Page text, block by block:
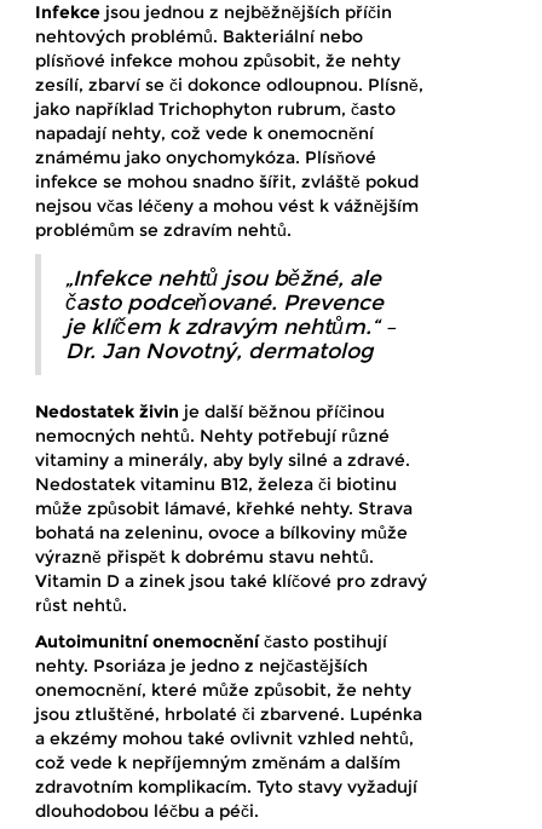
Infekce jsou jednou z nejběžnějších příčin
nehtových problémů. Bakteriální nebo
plísňové infekce mohou způsobit, že nehty
zesílí, zbarví se či dokonce odloupnou. Plísně,
jako například Trichophyton rubrum, často
napadají nehty, což vede k onemocnění
známému jako onychomykóza. Plísňové
infekce se mohou snadno šířit, zvláště pokud
nejsou včas léčeny a mohou vést k vážnějším
problémům se zdravím nehtů.
„Infekce nehtů jsou běžné, ale
často podceňované. Prevence
je klíčem k zdravým nehtům.“ –
Dr. Jan Novotný, dermatolog
Nedostatek živin je další běžnou příčinou
nemocných nehtů. Nehty potřebují různé
vitaminy a minerály, aby byly silné a zdravé.
Nedostatek vitaminu B12, železa či biotinu
může způsobit lámavé, křehké nehty. Strava
bohatá na zeleninu, ovoce a bílkoviny může
výrazně přispět k dobrému stavu nehtů.
Vitamin D a zinek jsou také klíčové pro zdravý
růst nehtů.
Autoimunitní onemocněníčasto postihují
nehty. Psoriáza je jedno z nejčastějších
onemocnění, které může způsobit, že nehty
jsou ztluštěné, hrbolaté či zbarvené. Lupénka
a ekzémy mohou také ovlivnit vzhled nehtů,
což vede k nepříjemným změnám a dalším
zdravotním komplikacím. Tyto stavy vyžadují
dlouhodobou léčbu a péči.